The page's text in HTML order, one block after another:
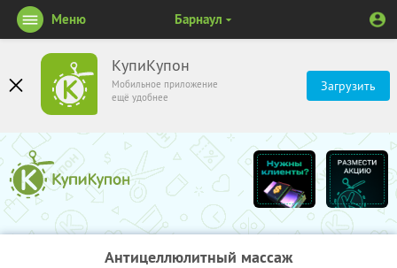
КупиКупон
Мобильное приложение
ещё удобнее
Загрузить
Меню Барнаул
Антицеллюлитный массаж